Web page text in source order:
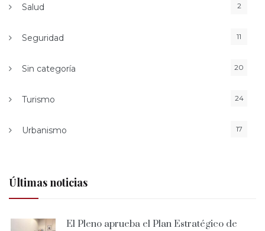
Salud 2
Seguridad 11
Sin categoría 20
Turismo 24
Urbanismo 17
Últimas noticias
El Pleno aprueba el Plan Estratégico de